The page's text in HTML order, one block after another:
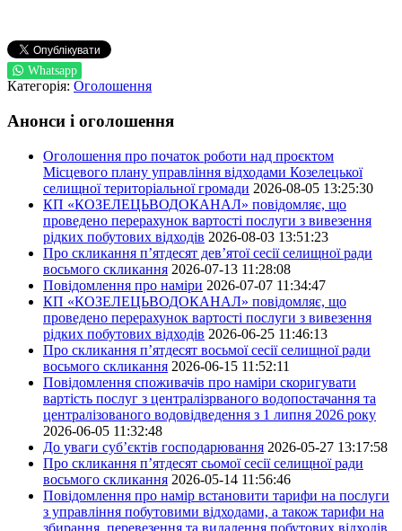
Whatsapp
Категорія: Оголошення
Анонси і оголошення
Оголошення про початок роботи над проєктом
Місцевого плану управління відходами Козелецької
селищної територіальної громади 2026-08-05 13:25:30
КП «КОЗЕЛЕЦЬВОДОКАНАЛ» повідомляє, що
проведено перерахунок вартості послуги з вивезення
рідких побутових відходів 2026-08-03 13:51:23
Про скликання п’ятдесят дев’ятої сесії селищної ради
восьмого скликання 2026-07-13 11:28:08
Повідомлення про наміри 2026-07-07 11:34:47
КП «КОЗЕЛЕЦЬВОДОКАНАЛ» повідомляє, що
проведено перерахунок вартості послуги з вивезення
рідких побутових відходів 2026-06-25 11:46:13
Про скликання п’ятдесят восьмої сесії селищної ради
восьмого скликання 2026-06-15 11:52:11
Повідомлення споживачів про наміри скоригувати
вартість послуг з централізрваного водопостачання та
централізованого водовідведення з 1 липня 2026 року
2026-06-05 11:32:48
До уваги суб’єктів господарювання 2026-05-27 13:17:58
Про скликання п’ятдесят сьомої сесії селищної ради
восьмого скликання 2026-05-14 11:56:46
Повідомлення про намір встановити тарифи на послуги
з управління побутовими відходами, а також тарифи на
збирання, перевезення та видалення побутових відходів